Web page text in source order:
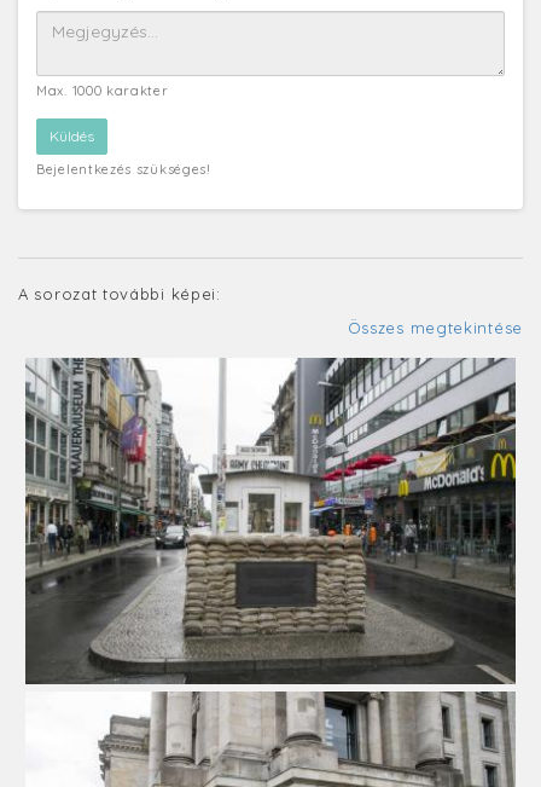
Max. 1000 karakter
Bejelentkezés szükséges!
A sorozat további képei:
Összes megtekintése